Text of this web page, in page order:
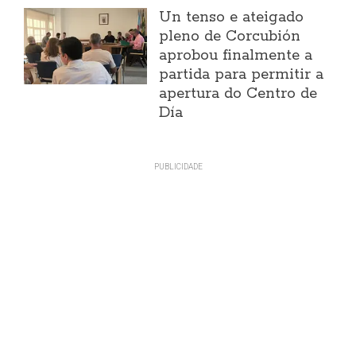
Un tenso e ateigado
pleno de Corcubión
aprobou finalmente a
partida para permitir a
apertura do Centro de
Día